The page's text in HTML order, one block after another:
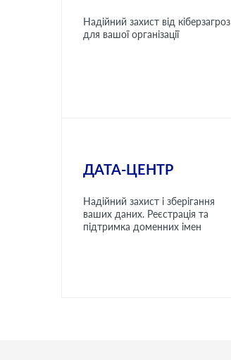
Надійний захист від кіберзагроз
для вашої організації
ДАТА-ЦЕНТР
Надійний захист і зберігання
ваших даних. Реєстрація та
підтримка доменних імен